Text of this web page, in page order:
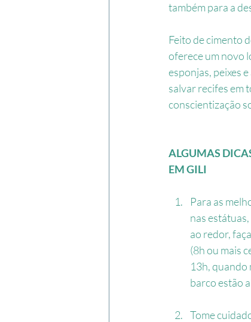
também para a
Feito de cimento
oferece um novo
esponjas, peixes
salvar recifes em
conscientização
ALGUMAS
EM GILI
Para as
nas
ao redor,
(8h ou mais
13h, quando
barco estão
Tome